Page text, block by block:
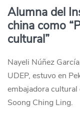
Alumna del
china como
cultural”
Nayeli Núñez
UDEP, estuvo en
embajadora cultural
Soong Ching Ling.